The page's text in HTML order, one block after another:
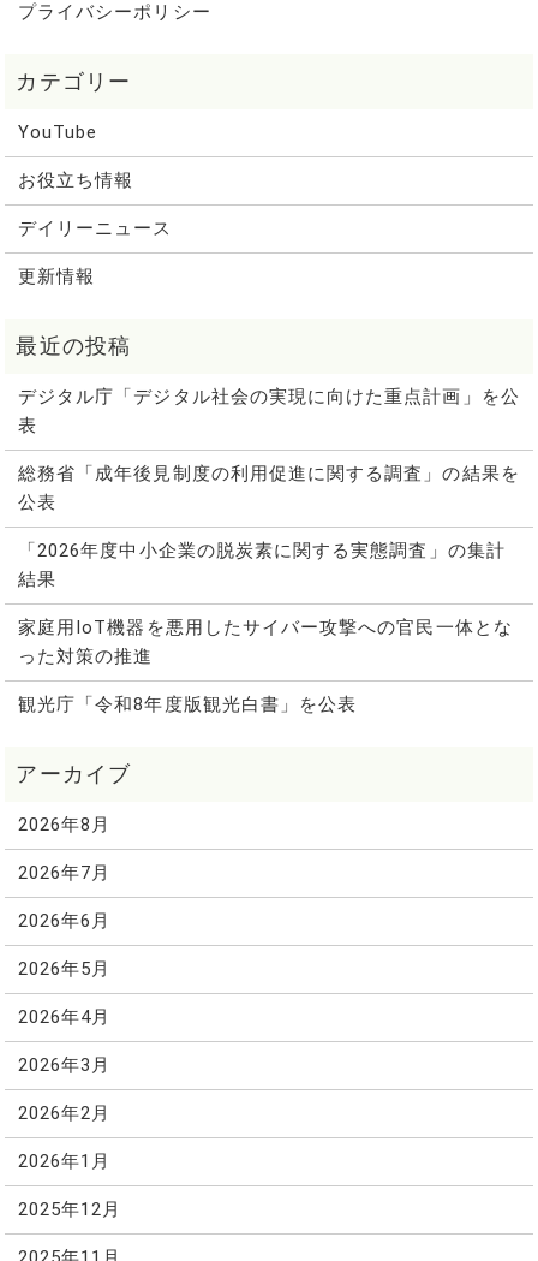
プライバシーポリシー
YouTube
お役立ち情報
デイリーニュース
更新情報
デジタル庁「デジタル社会の実現に向けた重点計画」を公
表
総務省「成年後見制度の利用促進に関する調査」の結果を
公表
「2026年度中小企業の脱炭素に関する実態調査」の集計
結果
家庭用IoT機器を悪用したサイバー攻撃への官民一体とな
った対策の推進
観光庁「令和8年度版観光白書」を公表
2026年8月
2026年7月
2026年6月
2026年5月
2026年4月
2026年3月
2026年2月
2026年1月
2025年12月